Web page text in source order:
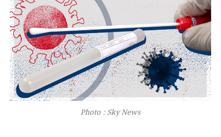
Photo : Sky News